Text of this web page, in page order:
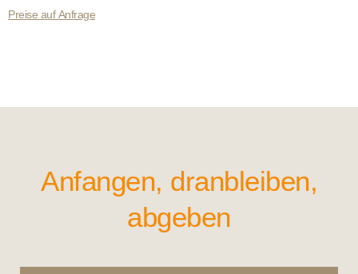
Preise auf Anfrage
Anfangen, dranbleiben,
abgeben